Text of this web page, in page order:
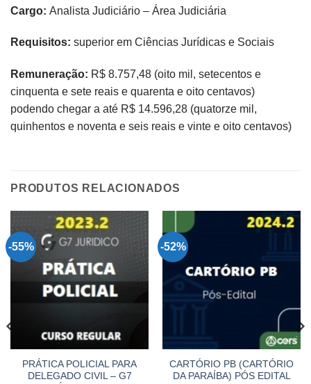
Cargo: Analista Judiciário – Área Judiciária
Requisitos: superior em Ciências Jurídicas e Sociais
Remuneração: R$ 8.757,48 (oito mil, setecentos e
cinquenta e sete reais e quarenta e oito centavos)
podendo chegar a até R$ 14.596,28 (quatorze mil,
quinhentos e noventa e seis reais e vinte e oito centavos)
PRODUTOS RELACIONADOS
-55%
PRÁTICA POLICIAL PARA
DELEGADO CIVIL – G7
-52%
CARTÓRIO PB (CARTÓRIO
DA PARAÍBA) PÓS EDITAL